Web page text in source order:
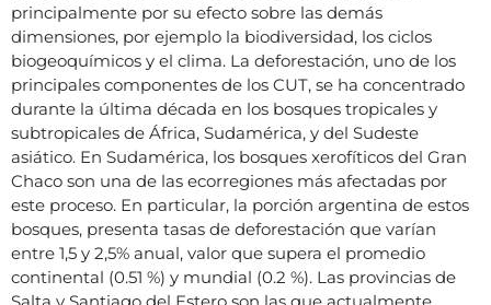
principalmente por su efecto sobre las demás
dimensiones, por ejemplo la biodiversidad, los ciclos
biogeoquímicos y el clima. La deforestación, uno de los
principales componentes de los CUT, se ha concentrado
durante la última década en los bosques tropicales y
subtropicales de África, Sudamérica, y del Sudeste
asiático. En Sudamérica, los bosques xerofíticos del Gran
Chaco son una de las ecorregiones más afectadas por
este proceso. En particular, la porción argentina de estos
bosques, presenta tasas de deforestación que varían
entre 1,5 y 2,5% anual, valor que supera el promedio
continental (0.51 %) y mundial (0.2 %). Las provincias de